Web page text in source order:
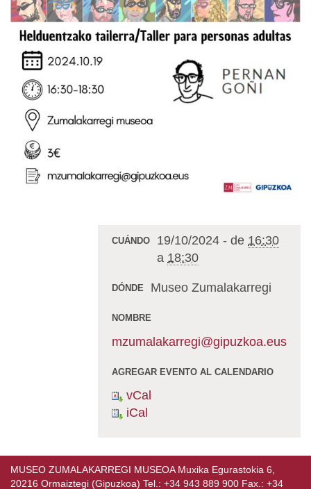
CUÁNDO 19/10/2024 - de 16:30
a 18:30
DÓNDE Museo Zumalakarregi
NOMBRE
mzumalakarregi@gipuzkoa.eus
AGREGAR EVENTO AL CALENDARIO
vCal
iCal
MUSEO ZUMALAKARREGI MUSEOA Muxika Egurastokia 6,
20216 Ormaiztegi (Gipuzkoa) Tel.: +34 943 889 900 Fax.: +34